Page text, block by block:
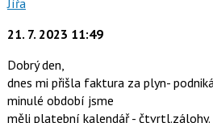
Jířa
21. 7. 2023 11:49
Dobrý den,
dnes mi přišla faktura za plyn-
minulé období jsme
měli platební kalendář -